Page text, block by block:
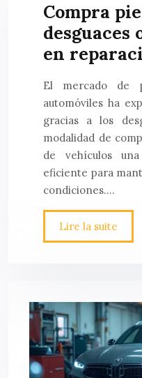
Compra
en
El mercado de
automóviles ha
gracias a los
modalidad de
de vehículos
eficiente para
condiciones….
Lire la suite